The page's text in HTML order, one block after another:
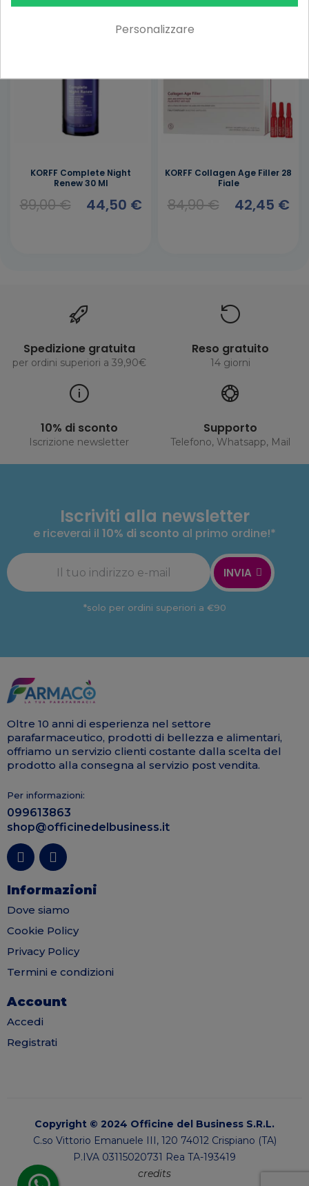
-50%
KORFF Complete Night
Renew 30 Ml
89,00 € 44,50 €
-50%
KORFF Collagen Age Filler 28
Fiale
84,90 € 42,45 €
Spedizione gratuita
per ordini superiori a 39,90€
Reso gratuito
14 giorni
10% di sconto
Iscrizione newsletter
Supporto
Telefono, Whatsapp, Mail
Iscriviti alla newsletter
e riceverai il 10% di sconto al primo ordine!*
INVIA
*solo per ordini superiori a €90
Oltre 10 anni di esperienza nel settore
parafarmaceutico, prodotti di bellezza e alimentari,
offriamo un servizio clienti costante dalla scelta del
prodotto alla consegna al servizio post vendita.
Per informazioni:
099613863
shop@officinedelbusiness.it
Informazioni
Dove siamo
Cookie Policy
Privacy Policy
Termini e condizioni
Account
Accedi
Registrati
Copyright © 2024 Officine del Business S.R.L.
C.so Vittorio Emanuele III, 120 74012 Crispiano (TA)
P.IVA 03115020731 Rea TA-193419
credits
Personalizzare